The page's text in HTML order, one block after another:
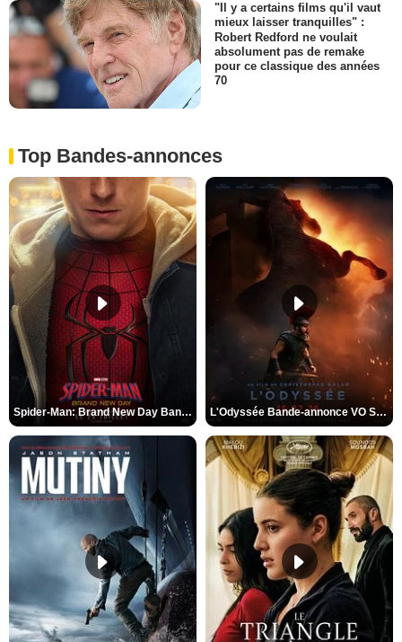
"Il y a certains films qu'il vaut
mieux laisser tranquilles" :
Robert Redford ne voulait
absolument pas de remake
pour ce classique des années
70
Top Bandes-annonces
Spider-Man: Brand New Day Bande-annonce VO STFR L'Odyssée Bande-annonce VO STFR